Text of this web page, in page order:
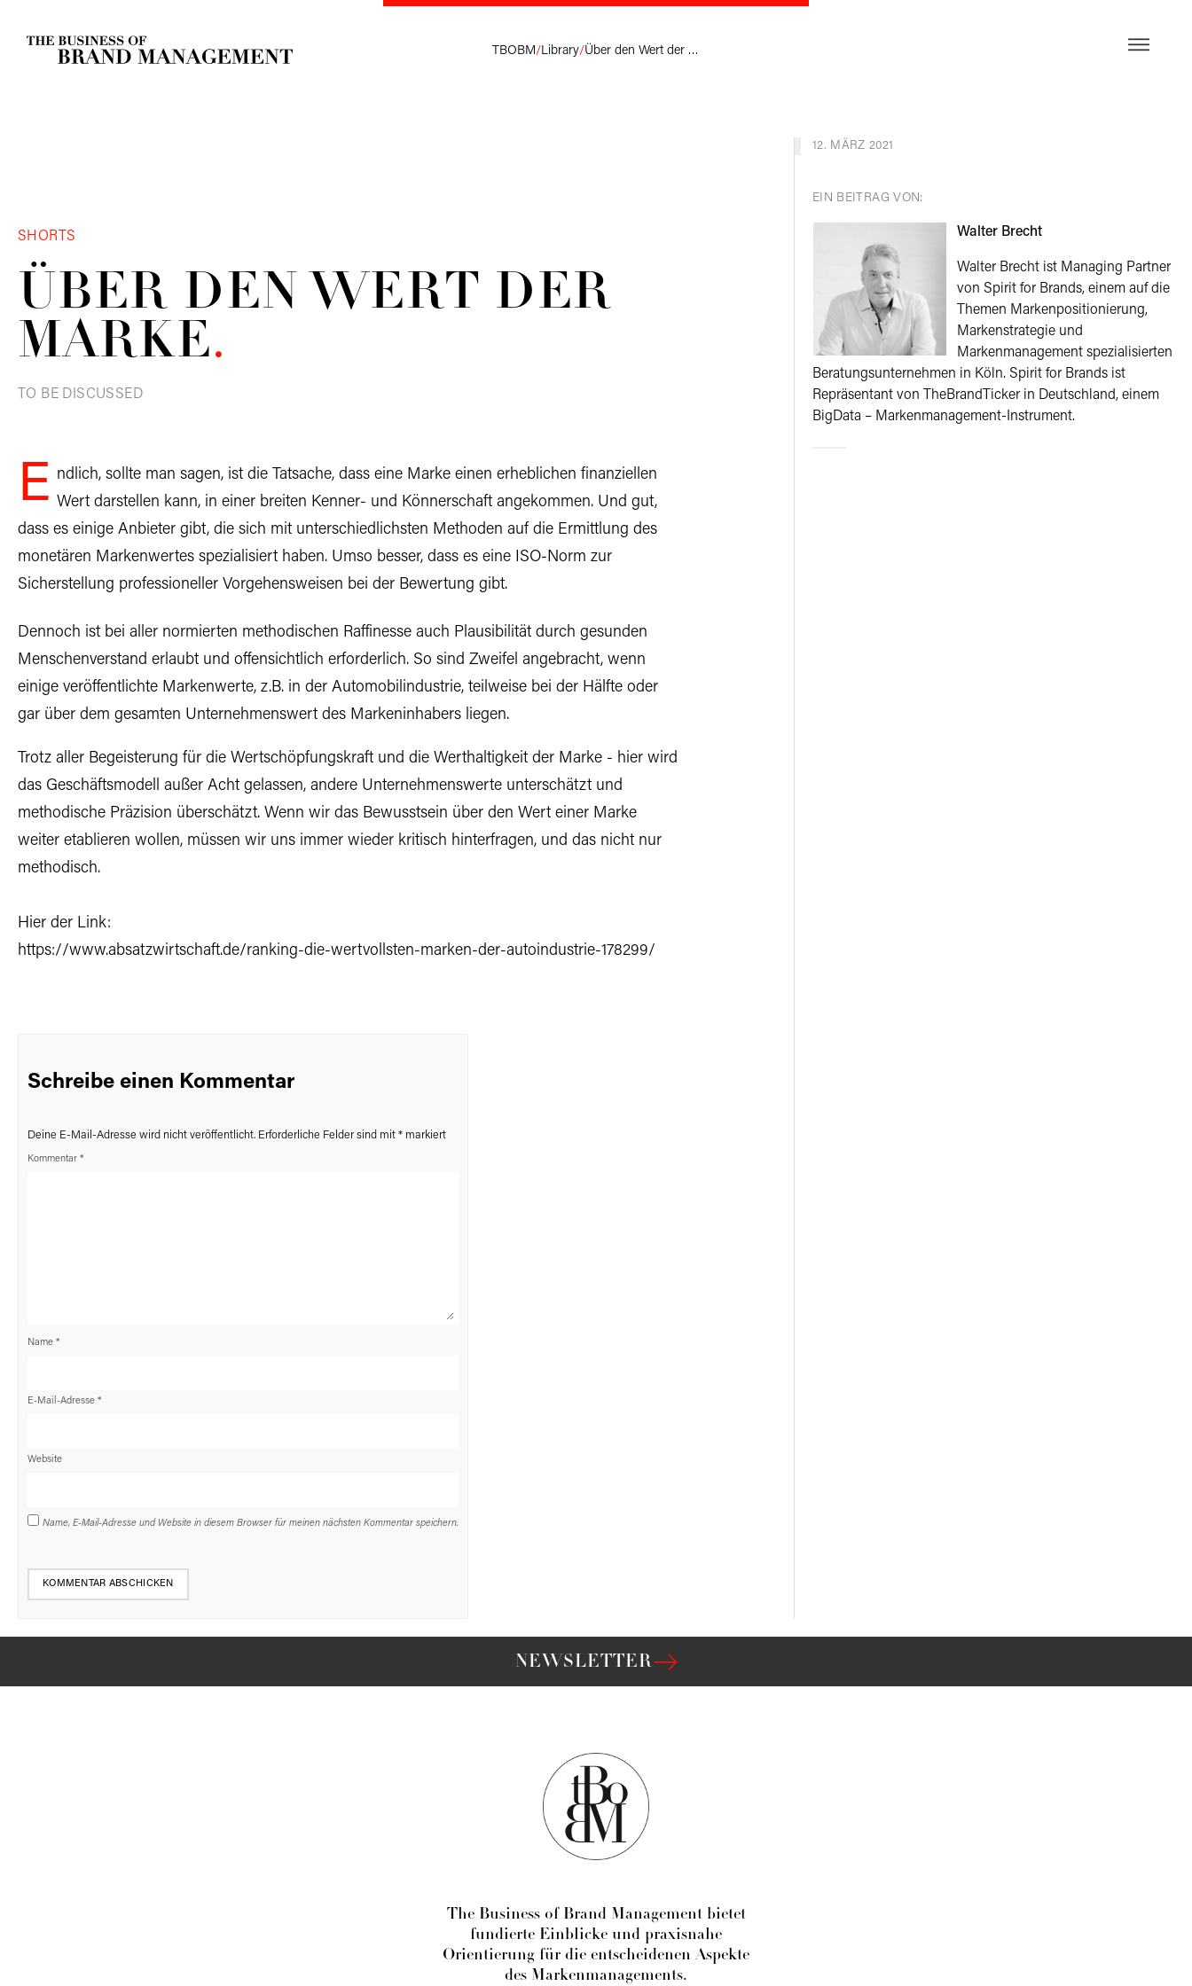
TBOBM/Library/ Über den Wert der Marke. EN
SHORTS
ÜBER DEN WERT DER
MARKE.
TO BE DISCUSSED
E ndlich, sollte man sagen, ist die Tatsache, dass eine Marke einen erheblichen finanziellen
Wert darstellen kann, in einer breiten Kenner- und Könnerschaft angekommen. Und gut,
dass es einige Anbieter gibt, die sich mit unterschiedlichsten Methoden auf die Ermittlung des
monetären Markenwertes spezialisiert haben. Umso besser, dass es eine ISO-Norm zur
Sicherstellung professioneller Vorgehensweisen bei der Bewertung gibt.
Dennoch ist bei aller normierten methodischen Raffinesse auch Plausibilität durch gesunden
Menschenverstand erlaubt und offensichtlich erforderlich. So sind Zweifel angebracht, wenn
einige veröffentlichte Markenwerte, z.B. in der Automobilindustrie, teilweise bei der Hälfte oder
gar über dem gesamten Unternehmenswert des Markeninhabers liegen.
Trotz aller Begeisterung für die Wertschöpfungskraft und die Werthaltigkeit der Marke - hier wird
das Geschäftsmodell außer Acht gelassen, andere Unternehmenswerte unterschätzt und
methodische Präzision überschätzt. Wenn wir das Bewusstsein über den Wert einer Marke
weiter etablieren wollen, müssen wir uns immer wieder kritisch hinterfragen, und das nicht nur
methodisch.
Hier der Link:
https://www.absatzwirtschaft.de/ranking-die-wertvollsten-marken-der-autoindustrie-178299/
12. MÄRZ 2021
EIN BEITRAG VON:
Walter Brecht
Walter Brecht ist Managing Partner
von Spirit for Brands, einem auf die
Themen Markenpositionierung,
Markenstrategie und
Markenmanagement spezialisierten
Beratungsunternehmen in Köln. Spirit for Brands ist
Repräsentant von TheBrandTicker in Deutschland, einem
BigData – Markenmanagement-Instrument.
Schreibe einen Kommentar
Deine E-Mail-Adresse wird nicht veröffentlicht. Erforderliche Felder sind mit* markiert
Kommentar*
Name*
E-Mail-Adresse*
Website
Name, E-Mail-Adresse und Website in diesem Browser für meinen nächsten Kommentar speichern.
NEWSLETTER
The Business of Brand Management bietet
fundierte Einblicke und praxisnahe
Orientierung für die entscheidenen Aspekte
des Markenmanagements.